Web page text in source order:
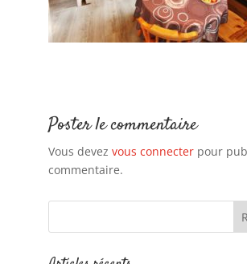
Poster le commentaire
Vous devez vous connecterpour
commentaire.